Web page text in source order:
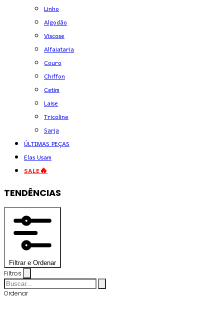
Linho
Algodão
Viscose
Alfaiataria
Couro
Chiffon
Cetim
Laise
Tricoline
Sarja
ÚLTIMAS PEÇAS
Elas Usam
SALE🔥
TENDÊNCIAS
Filtrar e Ordenar
Filtros
Ordenar